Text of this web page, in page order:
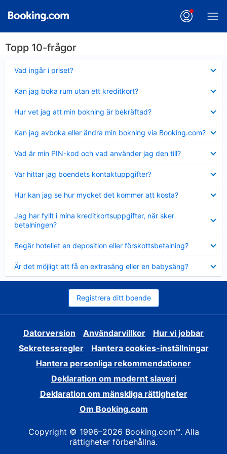
Topp 10-frågor
Vad ingår i priset?
mindre
Kan jag boka rum utan ett kreditkort?
mindre
Hur vet jag att min bokning är bekräftad?
mindre
Kan jag avboka eller ändra min bokning via Booking.com?
mindre
Vad är min PIN-kod och vad använder jag den till?
mindre
Var hittar jag boendets kontaktuppgifter?
mindre
Hur kan jag se hur mycket det kommer att kosta?
mindre
Jag har fyllt i mina kreditkortsuppgifter, när sker
betalningen?
mindre
Begär hotellet en deposition eller förskottsbetalning?
mindre
Är det möjligt att få en extrasäng eller en babysäng?
mindre
Registrera ditt boende
Datorversion Användarvillkor
Hur vi jobbar
Sekretessregler
Hantera cookies-inställningar
Hantera personliga rekommendationer
Deklaration om modernt slaveri
Deklaration om mänskliga rättigheter
Om Booking.com
Copyright © 1996–2026 Booking.com™. Alla
rättigheter förbehållna.